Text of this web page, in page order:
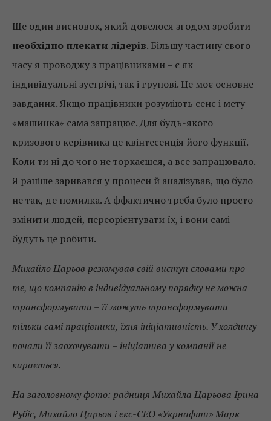
Ще один висновок, який довелося згодом зробити –
необхідно плекати лідерів. Більшу частину свого
часу я проводжу з працівниками – є як
індивідуальні зустрічі, так і групові. Це моє основне
завдання. Якщо працівники розуміють сенс і мету –
«машинка» сама запрацює. Для будь-якого
кризового керівника це квінтесенція його функції.
Коли ти ні до чого не торкаєшся, а все запрацювало.
Я раніше заривався у процеси й аналізував, що було
не так, де помилка. А ффактично треба було просто
змінити людей, переорієнтувати їх, і вони самі
будуть це робити.
Михайло Царьов резюмував свій виступ словами про
те, що компанію в індивідуальному порядку не можна
трансформувати – її можуть трансформувати
тільки самі працівники, їхня ініціативність. У холдингу
почали її заохочувати – ініціатива у компанії не
карається.
На заголовному фото: радниця Михайла Царьова Ірина
Рубіс, Михайло Царьов і екс-СЕО «Укрнафти» Марк